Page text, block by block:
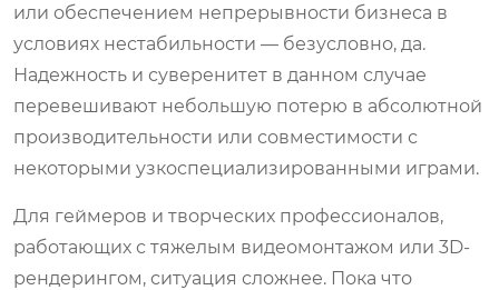
или обеспечением непрерывности бизнеса в
условиях нестабильности — безусловно, да.
Надежность и суверенитет в данном случае
перевешивают небольшую потерю в абсолютной
производительности или совместимости с
некоторыми узкоспециализированными играми.
Для геймеров и творческих профессионалов,
работающих с тяжелым видеомонтажом или 3D-
рендерингом, ситуация сложнее. Пока что